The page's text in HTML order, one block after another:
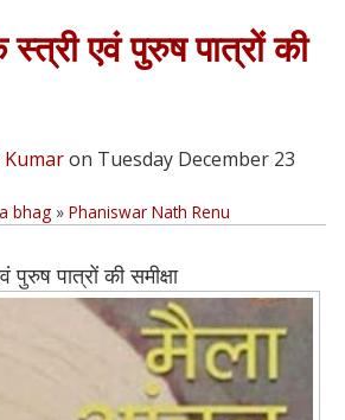
एवं पुरुष पात्रों की
Kumaron Tuesday December 23
bhag » Phaniswar Nath Renu
पात्रों की समीक्षा